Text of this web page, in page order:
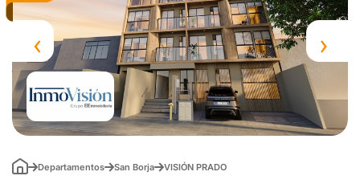
‹ ›
Departamentos San Borja VISIÓN PRADO